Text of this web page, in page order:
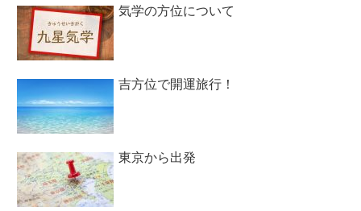
気学の方位について
吉方位で開運旅行！
東京から出発